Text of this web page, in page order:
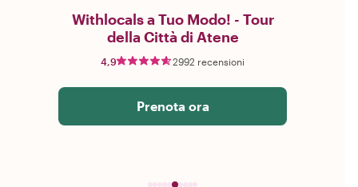
Withlocals a Tuo Modo! - Tour
della Città di Atene
4,9 2992 recensioni
Prenota ora